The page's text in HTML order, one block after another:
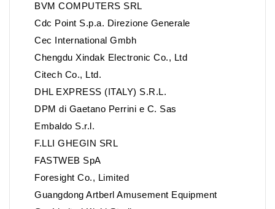
BVM COMPUTERS SRL
Cdc Point S.p.a. Direzione Generale
Cec International Gmbh
Chengdu Xindak Electronic Co., Ltd
Citech Co., Ltd.
DHL EXPRESS (ITALY) S.R.L.
DPM di Gaetano Perrini e C. Sas
Embaldo S.r.l.
F.LLI GHEGIN SRL
FASTWEB SpA
Foresight Co., Limited
Guangdong Artberl Amusement Equipment